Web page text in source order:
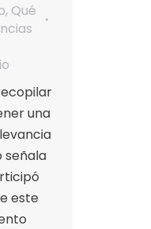
, Qué
una
señala
este